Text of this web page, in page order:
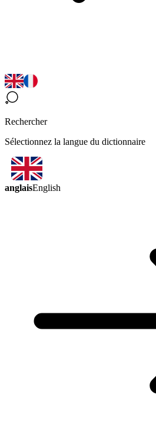
Rechercher
Sélectionnez la langue du dictionnaire
anglaisEnglish